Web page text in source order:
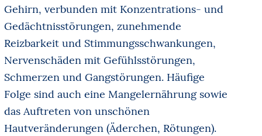
Gehirn, verbunden mit Konzentrations- und
Gedächtnisstörungen, zunehmende
Reizbarkeit und Stimmungsschwankungen,
Nervenschäden mit Gefühlsstörungen,
Schmerzen und Gangstörungen. Häufige
Folge sind auch eine Mangelernährung sowie
das Auftreten von unschönen
Hautveränderungen (Äderchen, Rötungen).